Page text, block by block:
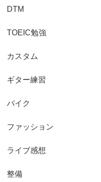
DTM
TOEIC勉強
カスタム
ギター練習
バイク
ファッション
ライブ感想
整備